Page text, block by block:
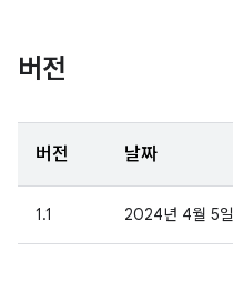
버전
버전 날짜
1.1 2024년 4월 5일